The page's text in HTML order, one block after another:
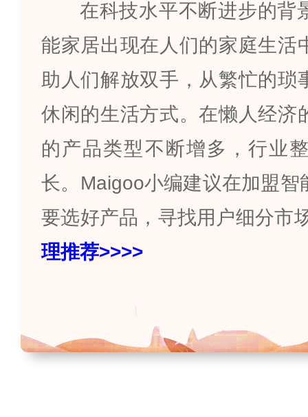
在科技水平不断进步的背
能家居出现在人们的家庭生活
助人们解放双手，从繁忙的琐
休闲的生活方式。在懒人经济
的产品类型不断增多，行业
长。 Maigoo小编建议在加盟智
要选好产品，寻找用户细分市
理推荐>>>>